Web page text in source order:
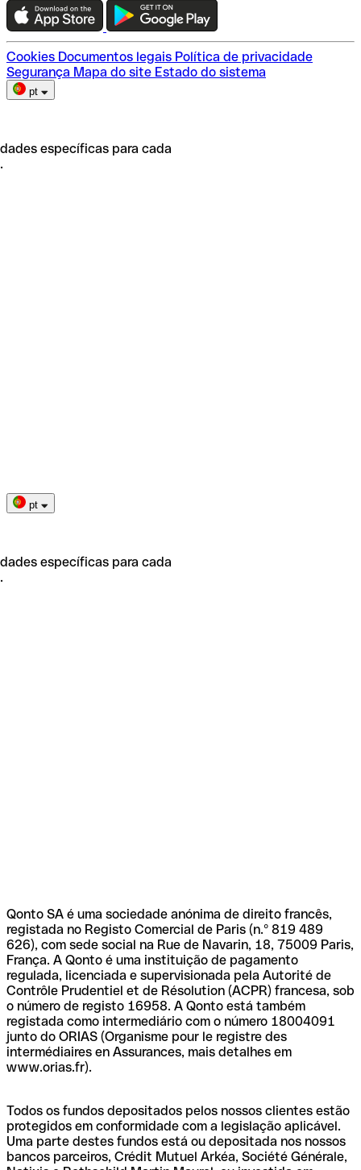
Escolha do plano
Cookies Documentos legais Política de privacidade
Segurança Mapa do site Estado do sistema
pt
específicas para cada
pt
específicas para cada
Qonto SA é uma sociedade anónima de direito francês,
registada no Registo Comercial de Paris (n.º 819 489
626), com sede social na Rue de Navarin, 18, 75009 Paris,
França. A Qonto é uma instituição de pagamento
regulada, licenciada e supervisionada pela Autorité de
Contrôle Prudentiel et de Résolution (ACPR) francesa, sob
o número de registo 16958. A Qonto está também
registada como intermediário com o número 18004091
junto do ORIAS (Organisme pour le registre des
intermédiaires en Assurances, mais detalhes em
www.orias.fr).
Todos os fundos depositados pelos nossos clientes estão
protegidos em conformidade com a legislação aplicável.
Uma parte destes fundos está ou depositada nos nossos
bancos parceiros, Crédit Mutuel Arkéa, Société Générale,